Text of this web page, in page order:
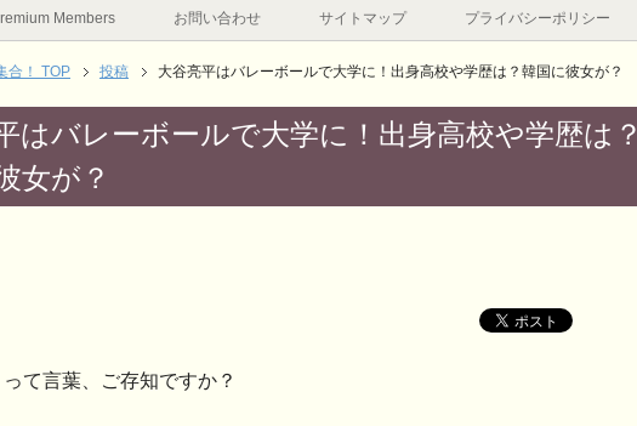
Members お問い合わせ サイトマップ プライバシーポリシー
合！ TOP 投稿 大谷亮平はバレーボールで大学に！出身高校や学歴は？韓国に彼女が？
はバレーボールで大学に！出身高校や学歴は？
女が？
って言葉、ご存知ですか？